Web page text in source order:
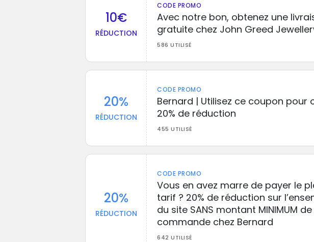
10€
RÉDUCTION
CODE PROMO
Avec notre bon, obtenez une
gratuite chez John Greed
586 UTILISÉ
20%
RÉDUCTION
CODE PROMO
Bernard | Utilisez ce coupon pour
20% de réduction
455 UTILISÉ
20%
RÉDUCTION
CODE PROMO
Vous en avez marre de payer le
tarif ? 20% de réduction sur
du site SANS montant MINIMUM de
commande chez Bernard
642 UTILISÉ